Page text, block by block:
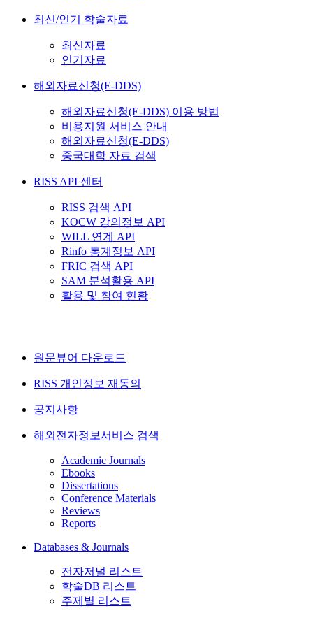
최신/인기 학술자료
최신자료
인기자료
해외자료신청(E-DDS)
해외자료신청(E-DDS) 이용 방법
비용지원 서비스 안내
해외자료신청(E-DDS)
중국대학 자료 검색
RISS API 센터
RISS 검색 API
KOCW 강의정보 API
WILL 연계 API
Rinfo 통계정보 API
FRIC 검색 API
SAM 분석활용 API
활용 및 참여 현황
원문뷰어 다운로드
RISS 개인정보 재동의
공지사항
해외전자정보서비스 검색
Academic Journals
Ebooks
Dissertations
Conference Materials
Reviews
Reports
Databases & Journals
전자저널 리스트
학술DB 리스트
주제별 리스트